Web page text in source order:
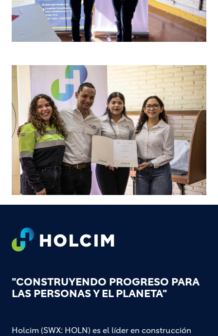
Footer
"CONSTRUYENDO PROGRESO PARA
LAS PERSONAS Y EL PLANETA"
Holcim (SWX: HOLN) es el líder en construcción